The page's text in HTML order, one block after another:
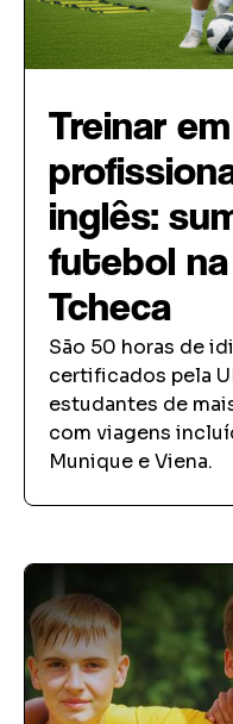
Treinar
inglês:
futebol
Tcheca
São 50 horas de
certificados pela
estudantes de
com viagens
Munique e Viena.